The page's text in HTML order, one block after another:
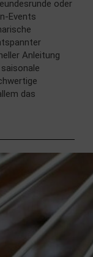
oder
Events
Anleitung
das